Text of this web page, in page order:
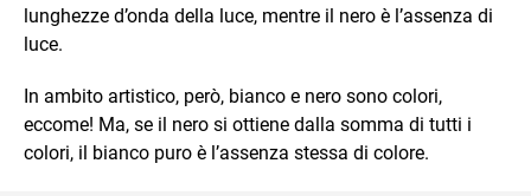
lunghezze d’onda della luce, mentre il nero è l’assenza di
luce.
In ambito artistico, però, bianco e nero sono colori,
eccome! Ma, se il nero si ottiene dalla somma di tutti i
colori, il bianco puro è l’assenza stessa di colore.